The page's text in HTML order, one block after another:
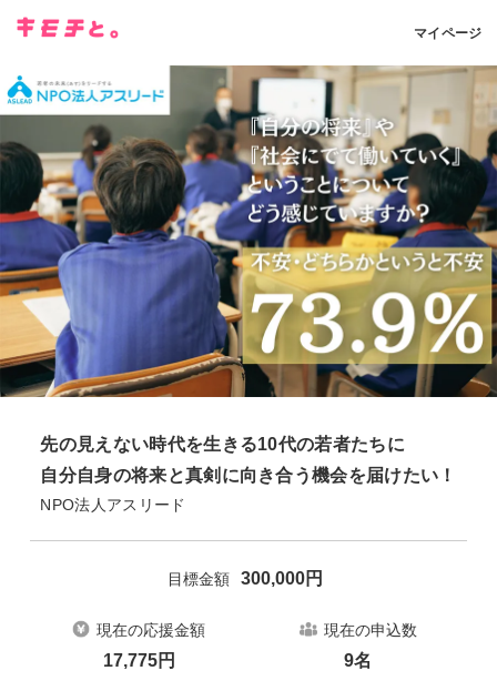
マイページ
先の見えない時代を生きる10代の若者たちに
自分自身の将来と真剣に向き合う機会を届けたい！
NPO法人アスリード
目標金額 300,000円
現在の応援金額
17,775円
現在の申込数
9名